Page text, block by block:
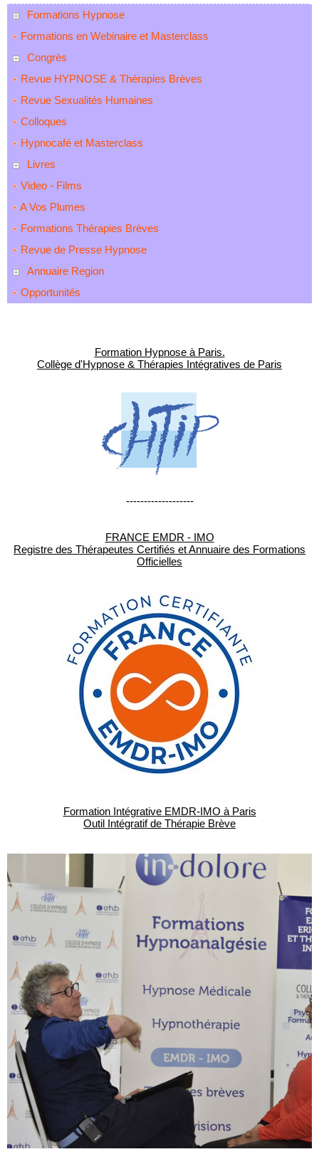
Formations Hypnose
Formations en Webinaire et Masterclass
Congrès
Revue HYPNOSE & Thérapies Brèves
Revue Sexualités Humaines
Colloques
Hypnocafé et Masterclass
Livres
Video - Films
A Vos Plumes
Formations Thérapies Brèves
Revue de Presse Hypnose
Annuaire Region
Opportunités
Formation Hypnose à Paris.
Collège d'Hypnose & Thérapies Intégratives de Paris
-------------------
FRANCE EMDR - IMO
Registre des Thérapeutes Certifiés et Annuaire des Formations
Officielles
Formation Intégrative EMDR-IMO à Paris
Outil Intégratif de Thérapie Brève